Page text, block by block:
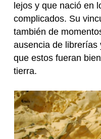
lejos y que nació en
complicados. Su
también de
ausencia de librerías
que estos fueran
tierra.